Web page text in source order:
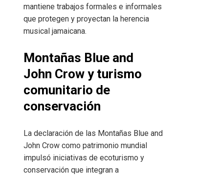
mantiene trabajos formales e informales
que protegen y proyectan la herencia
musical jamaicana.
Montañas Blue and
John Crow y turismo
comunitario de
conservación
La declaración de las Montañas Blue and
John Crow como patrimonio mundial
impulsó iniciativas de ecoturismo y
conservación que integran a